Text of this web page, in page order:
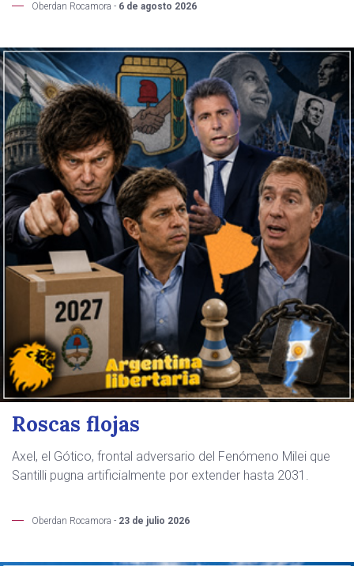
Oberdan Rocamora - 6 de agosto 2026
Roscas flojas
Axel, el Gótico, frontal adversario del Fenómeno Milei que
Santilli pugna artificialmente por extender hasta 2031.
Oberdan Rocamora - 23 de julio 2026